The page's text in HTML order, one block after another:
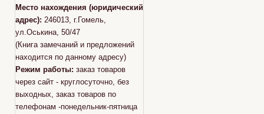
Место нахождения (юридический
адрес): 246013, г.Гомель,
ул.Оськина, 50/47
(Книга замечаний и предложений
находится по данному адресу)
Режим работы: заказ товаров
через сайт - круглосуточно, без
выходных, заказ товаров по
телефонам -понедельник-пятница